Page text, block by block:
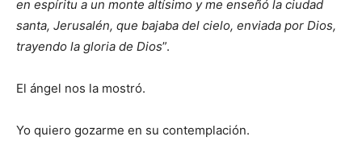
en espíritu a un monte altísimo y me enseñó la ciudad
santa, Jerusalén, que bajaba del cielo, enviada por Dios,
trayendo la gloria de Dios”.
El ángel nos la mostró.
Yo quiero gozarme en su contemplación.